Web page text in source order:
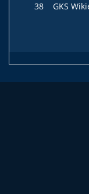
38 GKS